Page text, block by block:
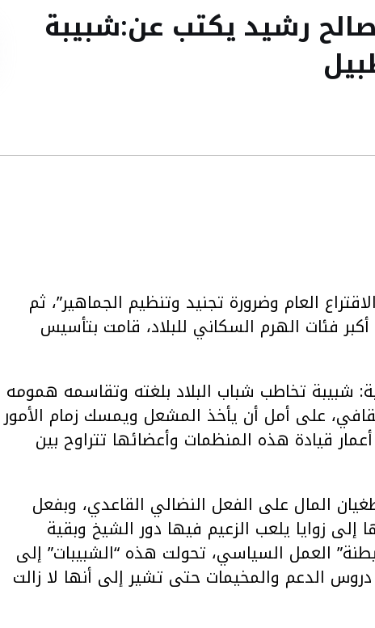
رشيد يكتب عن:شبيبة
العام وضرورة تجنيد وتنظيم الجماهير”، ثم
فئات الهرم السكاني للبلاد، قامت بتأسيس
شبيبة تخاطب شباب البلاد بلغته وتقاسمه همومه
على أمل أن يأخذ المشعل ويمسك زمام الأمور
قيادة هذه المنظمات وأعضائها تتراوح بين
المال على الفعل النضالي القاعدي، وبفعل
زوايا يلعب الزعيم فيها دور الشيخ وبقية
العمل السياسي، تحولت هذه “الشبيبات” إلى
الدعم والمخيمات حتى تشير إلى أنها لا زالت